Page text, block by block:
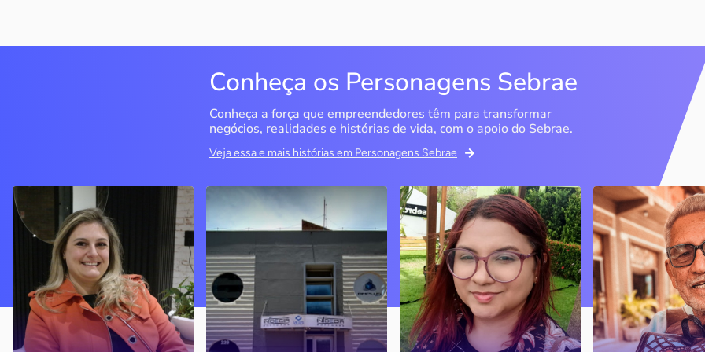
Conheça os Personagens Sebrae
Conheça a força que empreendedores têm para transformar
negócios, realidades e histórias de vida, com o apoio do Sebrae.
Veja essa e mais histórias em Personagens Sebrae
Delucci
Bento Gonçalves / RS
Sem saber muito sobre
empreendedorismo, o casal
contou com o Sebrae para
aprender tudo sobre o
assunto, colocar o negócio
nos eixos e ainda abrir uma
nova empresa
Infoecia Software
Ltda
Londrina / PR
Com mais de 20 anos de
mercado, o empresário
contou com o Sebrae para o
crescimento do negócio
Memória Ancestral
São Luís / MA
Ao lado da irmã e com o
apoio do Sebrae, a Memória
Ancestral utiliza inteligência
artificial com o objetivo de
melhorar a qualidade de vida
de pessoas com a doença
Espedito
Nova Olinda / CE
Peças criadas
cearense já foram
apresentadas em
novelas, desfiles
até em exposições
internacionais